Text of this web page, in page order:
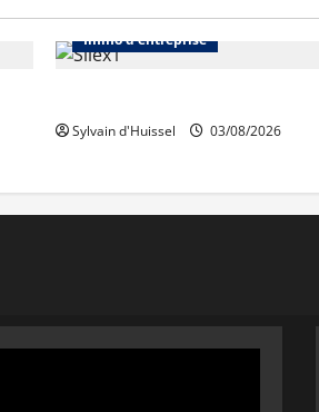
Immo d'entreprise
Sylvain d'Huissel 03/08/2026